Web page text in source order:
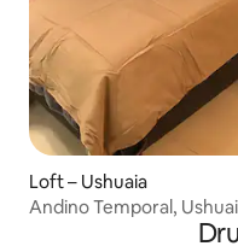
Loft – Ushuaia
Andino Temporal,